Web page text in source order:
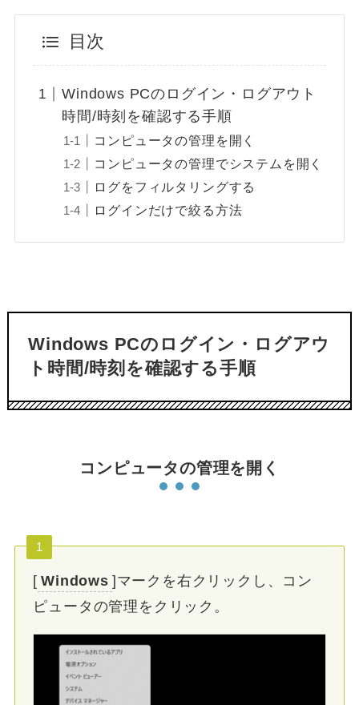
目次
Windows PCのログイン・ログアウト
時間/時刻を確認する手順
コンピュータの管理を開く
コンピュータの管理でシステムを開く
ログをフィルタリングする
ログインだけで絞る方法
Windows PCのログイン・ログアウ
ト時間/時刻を確認する手順
コンピュータの管理を開く
1
[ Windows ]マークを右クリックし、コン
ピュータの管理をクリック。